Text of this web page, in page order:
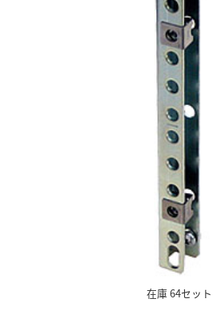
在庫 64セット